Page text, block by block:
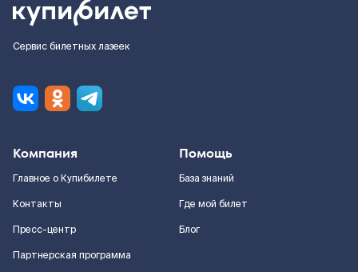
Сервис билетных лазеек
Компания
Главное о Купибилете
Контакты
Пресс-центр
Партнерская программа
Помощь
База знаний
Где мой билет
Блог